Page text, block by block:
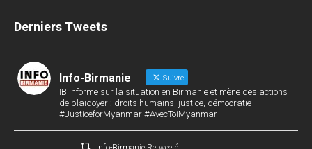
Derniers Tweets
Info-Birmanie Suivre
IB informe sur la situation en Birmanie et mène des actions
de plaidoyer : droits humains, justice, démocratie
#JusticeforMyanmar #AvecToiMyanmar